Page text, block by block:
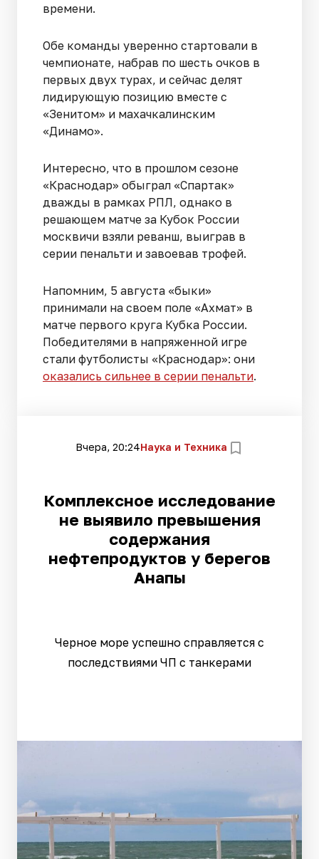
времени.
Обе команды уверенно стартовали в
чемпионате, набрав по шесть очков в
первых двух турах, и сейчас делят
лидирующую позицию вместе с
«Зенитом» и махачкалинским
«Динамо».
Интересно, что в прошлом сезоне
«Краснодар» обыграл «Спартак»
дважды в рамках РПЛ, однако в
решающем матче за Кубок России
москвичи взяли реванш, выиграв в
серии пенальти и завоевав трофей.
Напомним, 5 августа «быки»
принимали на своем поле «Ахмат» в
матче первого круга Кубка России.
Победителями в напряженной игре
стали футболисты «Краснодар»: они
оказались сильнее в серии пенальти.
Вчера, 20:24Наука и Техника
Комплексное исследование
не выявило превышения
содержания
нефтепродуктов у берегов
Анапы
Черное море успешно справляется с
последствиями ЧП с танкерами